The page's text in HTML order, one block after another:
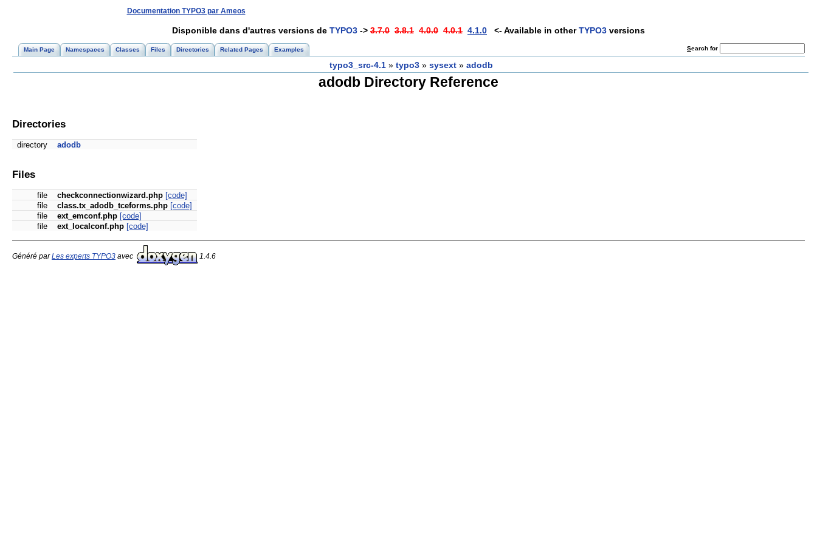
Documentation TYPO3 par Ameos
Disponible dans d'autres versions de TYPO3 -> 3.7.0 3.8.1 4.0.0 4.0.1 4.1.0 <- Available in otherTYPO3 versions
Main Page Namespaces Classes Files Directories Related Pages Examples Search for
typo3_src-4.1» typo3» sysext» adodb
adodb Directory Reference
Directories
directory adodb
Files
file checkconnectionwizard.php [code]
file
class.tx_adodb_tceforms.php [code]
file
ext_emconf.php [code]
file
ext_localconf.php [code]
Généré parLes experts TYPO3 avec 1.4.6